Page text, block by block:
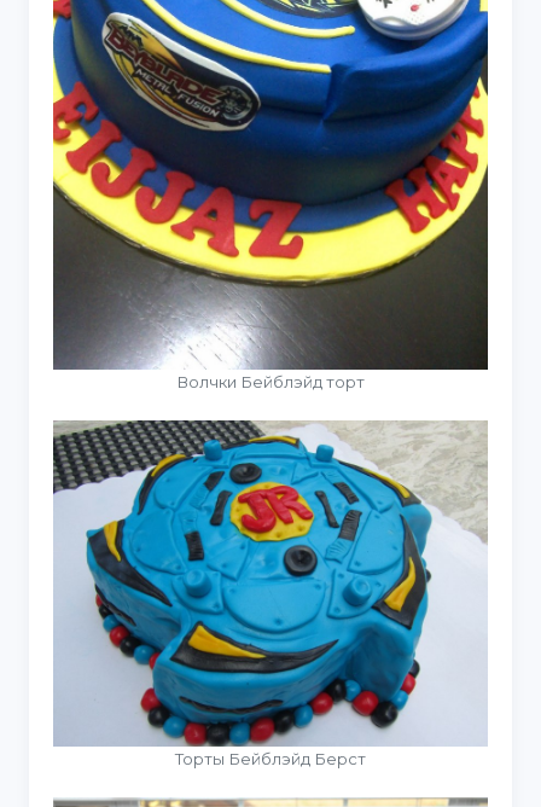
Волчки Бейблэйд торт
Торты Бейблэйд Берст